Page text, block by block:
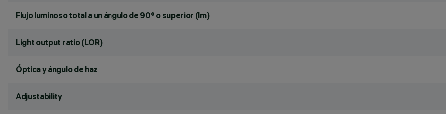
Flujo luminoso total a un ángulo de 90° o superior (lm)
Light output ratio (LOR)
Óptica y ángulo de haz
Adjustability